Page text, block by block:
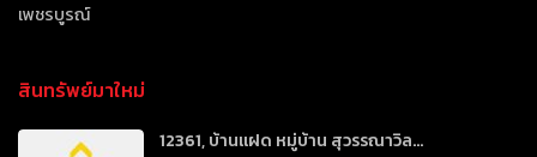
เพชรบูรณ์
สินทรัพย์มาใหม่
12361, บ้านแฝด หมู่บ้าน สุวรรณาวิล...